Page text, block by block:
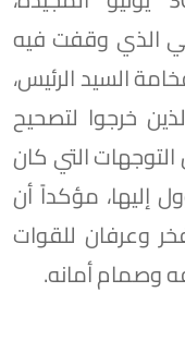
الذي وقفت فيه
السيد الرئيس،
خرجوا لتصحيح
التوجهات التي كان
إليها، مؤكداً أن
وعرفان للقوات
وصمام أمانه.